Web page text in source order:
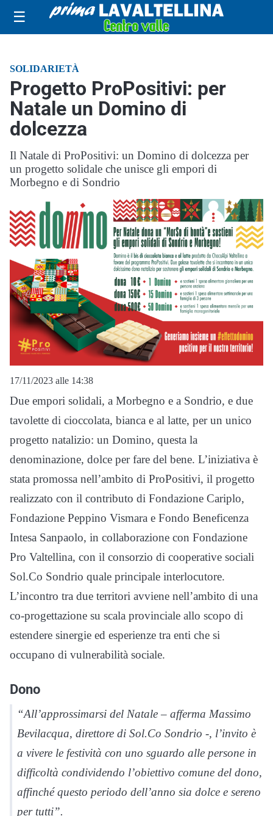
☰
SOLIDARIETÀ
Progetto ProPositivi: per
Natale un Domino di
dolcezza
Il Natale di ProPositivi: un Domino di dolcezza per
un progetto solidale che unisce gli empori di
Morbegno e di Sondrio
17/11/2023 alle 14:38
Due empori solidali, a Morbegno e a Sondrio, e due
tavolette di cioccolata, bianca e al latte, per un unico
progetto natalizio: un Domino, questa la
denominazione, dolce per fare del bene. L’iniziativa è
stata promossa nell’ambito di ProPositivi, il progetto
realizzato con il contributo di Fondazione Cariplo,
Fondazione Peppino Vismara e Fondo Beneficenza
Intesa Sanpaolo, in collaborazione con Fondazione
Pro Valtellina, con il consorzio di cooperative sociali
Sol.Co Sondrio quale principale interlocutore.
L’incontro tra due territori avviene nell’ambito di una
co-progettazione su scala provinciale allo scopo di
estendere sinergie ed esperienze tra enti che si
occupano di vulnerabilità sociale.
Dono
“All’approssimarsi del Natale – afferma Massimo
Bevilacqua, direttore di Sol.Co Sondrio -, l’invito è
a vivere le festività con uno sguardo alle persone in
difficoltà condividendo l’obiettivo comune del dono,
affinché questo periodo dell’anno sia dolce e sereno
per tutti”.